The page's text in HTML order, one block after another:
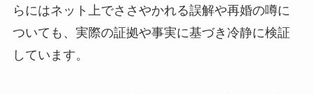
らにはネット上でささやかれる誤解や再婚の噂に
ついても、実際の証拠や事実に基づき冷静に検証
しています。